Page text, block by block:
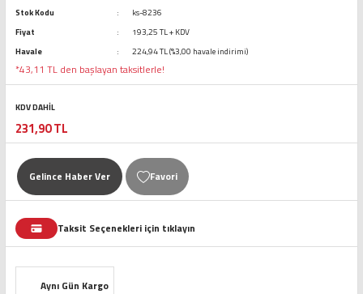
Stok Kodu
ks-8236
Fiyat
193,25 TL + KDV
Havale
224,94 TL (%3,00 havale indirimi)
*43,11 TL den başlayan taksitlerle!
KDV DAHİL
231,90 TL
Gelince Haber Ver
Taksit Seçenekleri için tıklayın
Aynı Gün Kargo